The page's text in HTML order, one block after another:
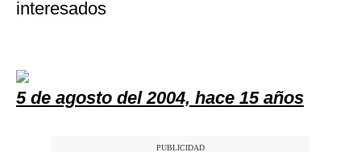
interesados
5 de agosto del 2004, hace 15 años